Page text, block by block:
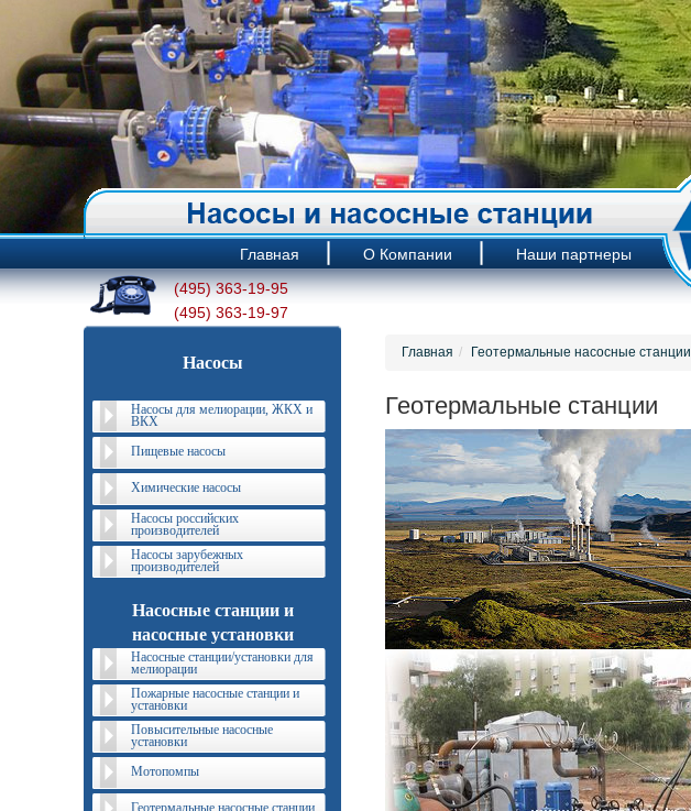
Главная О Компании Наши партнеры
(495) 363-19-95
(495) 363-19-97
Насосы
Насосы для мелиорации, ЖКХ и
ВКХ
Пищевые насосы
Химические насосы
Насосы российских
производителей
Насосы зарубежных
производителей
Насосные станции и
насосные установки
Насосные станции/установки для
мелиорации
Пожарные насосные станции и
установки
Повысительные насосные
установки
Мотопомпы
Геотермальные насосные станции
Главная Геотермальные насосные станции
Геотермальные станции